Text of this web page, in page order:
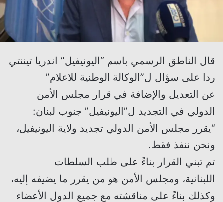
قال الناطق الرسمي باسم “اليونيفيل” اندريا تيننتي
ردا على سؤال ل”الوكالة الوطنية للاعلام”
عن التعديل والإضافة في قرار مجلس الأمن
الدولي في التجديد ل”اليونيفيل” جنوب لبنان:
“يقرر مجلس الأمن الدولي تجديد ولاية اليونيفيل،
ونحن ننفذ فقط.
تم تبني القرار بناءً على طلب السلطات
اللبنانية، ومجلس الأمن هو من يقرر ما يضيفه إليه،
وكذلك بناءً على مناقشته مع جميع الدول الأعضاء